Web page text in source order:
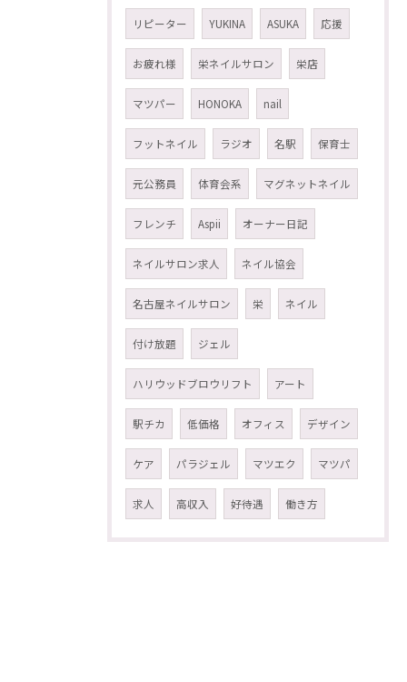
リピーター YUKINA ASUKA 応援
お疲れ様 栄ネイルサロン 栄店
マツパー HONOKA nail
フットネイル ラジオ 名駅 保育士
元公務員 体育会系 マグネットネイル
フレンチ Aspii オーナー日記
ネイルサロン求人 ネイル協会
名古屋ネイルサロン 栄 ネイル
付け放題 ジェル
ハリウッドブロウリフト アート
駅チカ 低価格 オフィス デザイン
ケア パラジェル マツエク マツパ
求人 高収入 好待遇 働き方